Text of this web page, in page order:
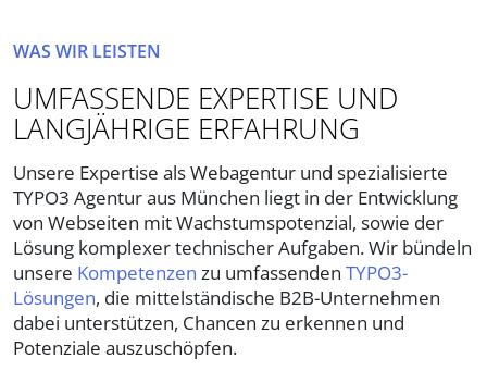
WAS WIR LEISTEN
UMFASSENDE EXPERTISE UND
LANGJÄHRIGE ERFAHRUNG
Unsere Expertise als Webagentur und spezialisierte
TYPO3 Agentur aus München liegt in der Entwicklung
von Webseiten mit Wachstumspotenzial, sowie der
Lösung komplexer technischer Aufgaben. Wir bündeln
unsere Kompetenzen zu umfassenden TYPO3-
Lösungen, die mittelständische B2B-Unternehmen
dabei unterstützen, Chancen zu erkennen und
Potenziale auszuschöpfen.